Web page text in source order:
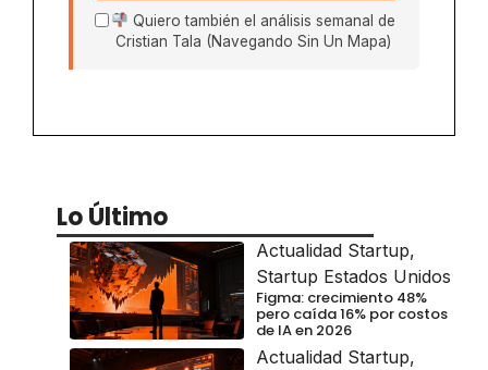
Quiero también el análisis semanal de
Cristian Tala (Navegando Sin Un Mapa)
Lo Último
Actualidad Startup,
Startup Estados Unidos
Figma: crecimiento 48%
pero caída 16% por costos
de IA en 2026
Actualidad Startup,